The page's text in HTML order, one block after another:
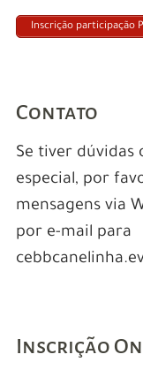
Inscrição participação
Contato
Se tiver dúvidas
especial, por
mensagens via
por e-mail para
Inscrição